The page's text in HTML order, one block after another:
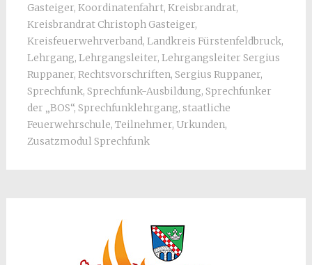
Gasteiger, Koordinatenfahrt, Kreisbrandrat,
Kreisbrandrat Christoph Gasteiger,
Kreisfeuerwehrverband, Landkreis Fürstenfeldbruck,
Lehrgang, Lehrgangsleiter, Lehrgangsleiter Sergius
Ruppaner, Rechtsvorschriften, Sergius Ruppaner,
Sprechfunk, Sprechfunk-Ausbildung, Sprechfunker
der „BOS“, Sprechfunklehrgang, staatliche
Feuerwehrschule, Teilnehmer, Urkunden,
Zusatzmodul Sprechfunk